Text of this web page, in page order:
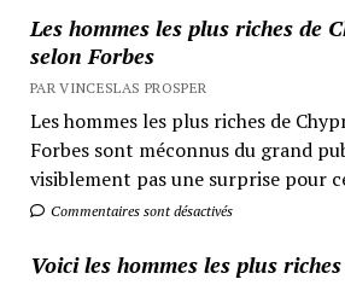
Les hommes les plus riches de
selon Forbes
PAR VINCESLAS PROSPER
Les hommes les plus riches de
Forbes sont méconnus du grand
visiblement pas une surprise pour
Commentaires sont désactivés
Voici les hommes les plus